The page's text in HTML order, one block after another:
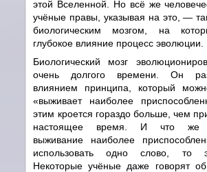
этой Вселенной. Но всё же
учёные правы, указывая на это,—
биологическим мозгом, на
глубокое влияние процесс эволюции.
Биологический мозг
очень долгого времени. Он
влиянием принципа, который
«выживает наиболее
этим кроется гораздо больше, чем
настоящее время. И что же
выживание наиболее
использовать одно слово, то
Некоторые учёные даже говорят об